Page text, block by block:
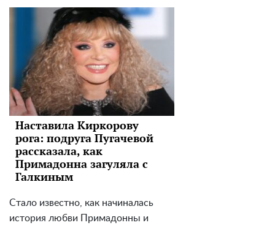
Наставила Киркорову
рога: подруга Пугачевой
рассказала, как
Примадонна загуляла с
Галкиным
Стало известно, как начиналась
история любви Примадонны и